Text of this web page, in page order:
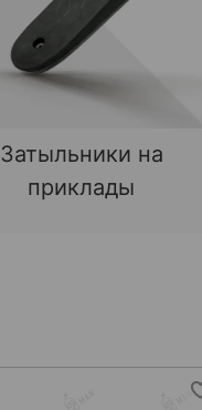
Затыльники на
приклады